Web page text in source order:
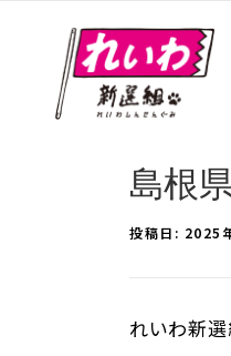
島根
投稿日: 2025
れいわ新選